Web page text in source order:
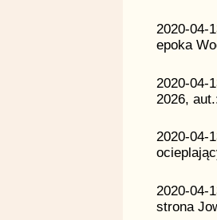
2020-04-
epoka
2020-04-
2026,
2020-04-
2020-04-
strona